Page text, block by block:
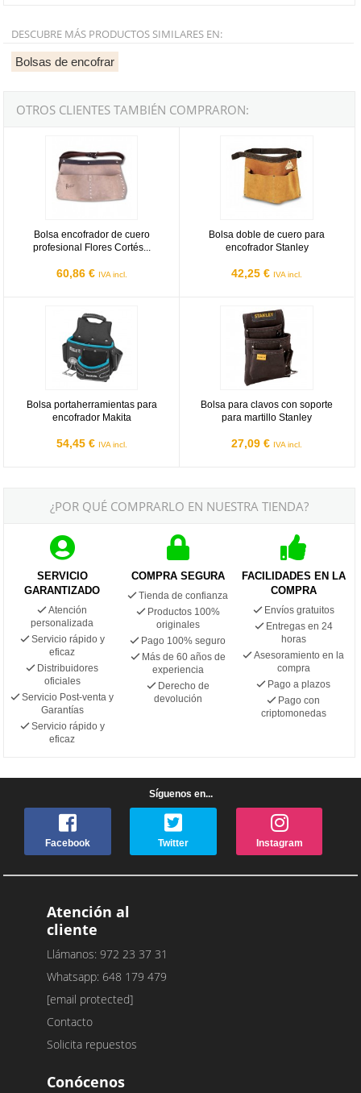
DESCUBRE MÁS PRODUCTOS SIMILARES EN:
Bolsas de encofrar
OTROS CLIENTES TAMBIÉN COMPRARON:
Bolsa encofrador de cuero
profesional Flores Cortés...
60,86 € IVA incl.
Bolsa doble de cuero para
encofrador Stanley
42,25 € IVA incl.
Bolsa portaherramientas para
encofrador Makita
54,45 € IVA incl.
Bolsa para clavos con soporte
para martillo Stanley
27,09 € IVA incl.
Bolsa para clavos con soporte
¿POR QUÉ COMPRARLO EN NUESTRA TIENDA?
SERVICIO
GARANTIZADO
Atención
personalizada
Servicio rápido y
eficaz
Distribuidores
oficiales
Servicio Post-venta y
Garantías
Servicio rápido y
eficaz
COMPRA SEGURA
Tienda de confianza
Productos 100%
originales
Pago 100% seguro
Más de 60 años de
experiencia
Derecho de
devolución
FACILIDADES EN LA
COMPRA
Envíos gratuitos
Entregas en 24
horas
Asesoramiento en la
compra
Pago a plazos
Pago con
criptomonedas
Síguenos en...
Facebook Twitter Instagram
Atención al
cliente
Llámanos: 972 23 37 31
Whatsapp: 648 179 479
[email protected]
Contacto
Solicita repuestos
Conócenos